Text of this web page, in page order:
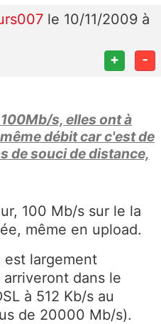
le 10/11/2009 à
+ -
s, elles ont à
débit car c'est de
de souci de distance,
100 Mb/s sur le la
même en upload.
largement
dans le
à 512 Kb/s au
de 20000 Mb/s).